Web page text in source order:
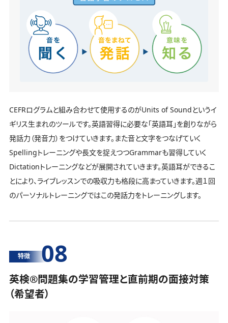
CEFRログラムと組み合わせて使用するのがUnits of Soundというイ
ギリス生まれのツールです。英語習得に必要な「英語耳」を創りながら
発話力（発音力）をつけていきます。また音と文字をつなげていく
Spellingトレーニングや長文を捉えつつGrammarも習得していく
Dictationトレーニングなどが展開されていきます。英語耳ができるこ
とにより、ライブレッスンでの吸収力も格段に高まっていきます。週１回
のパーソナルトレーニングではこの発話力をトレーニングします。
特徴 08
英検®️問題集の学習管理と直前期の面接対策
（希望者）